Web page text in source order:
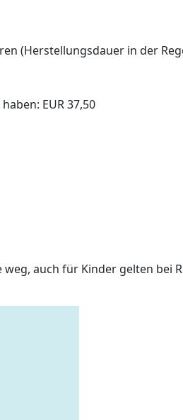
(Herstellungsdauer in der
EUR 37,50
auch für Kinder gelten bei